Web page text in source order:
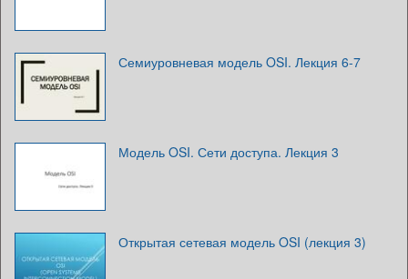
Семиуровневая модель OSI. Лекция 6-7
Модель OSI. Сети доступа. Лекция 3
Открытая сетевая модель OSI (лекция 3)